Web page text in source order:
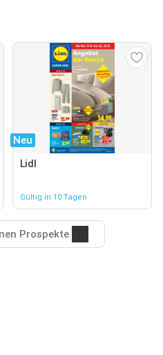
Neu
Lidl
Gültig in 10 Tagen
Prospekte